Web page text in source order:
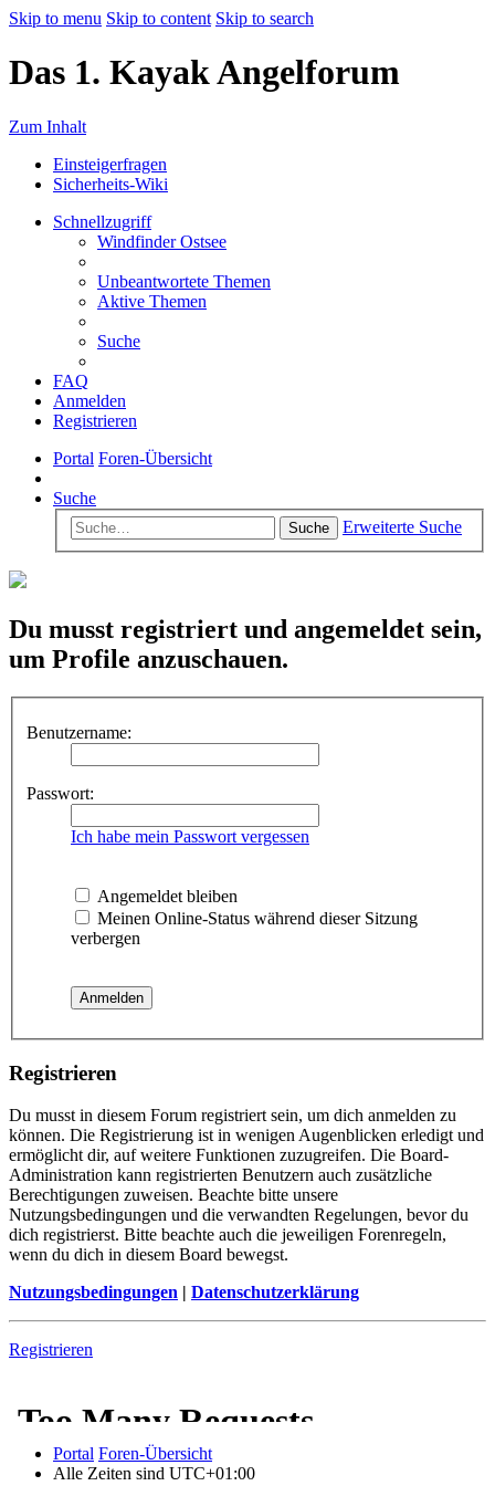
Skip to menu Skip to content Skip to search
Das 1. Kayak Angelforum
Zum Inhalt
Einsteigerfragen
Sicherheits-Wiki
Schnellzugriff
Windfinder Ostsee
Unbeantwortete Themen
Aktive Themen
Suche
FAQ
Anmelden
Registrieren
Portal Foren-Übersicht
Suche
Suche Erweiterte Suche
Du musst registriert und angemeldet sein,
um Profile anzuschauen.
Benutzername:
Passwort:
Ich habe mein Passwort vergessen
Angemeldet bleiben
Meinen Online-Status während dieser Sitzung
verbergen
Registrieren
Du musst in diesem Forum registriert sein, um dich anmelden zu
können. Die Registrierung ist in wenigen Augenblicken erledigt und
ermöglicht dir, auf weitere Funktionen zuzugreifen. Die Board-
Administration kann registrierten Benutzern auch zusätzliche
Berechtigungen zuweisen. Beachte bitte unsere
Nutzungsbedingungen und die verwandten Regelungen, bevor du
dich registrierst. Bitte beachte auch die jeweiligen Forenregeln,
wenn du dich in diesem Board bewegst.
Nutzungsbedingungen | Datenschutzerklärung
Registrieren
Portal Foren-Übersicht
Alle Zeiten sind UTC+01:00